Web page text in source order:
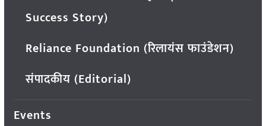
Success Story)
Reliance Foundation (रिलायंस फाउंडेशन)
संपादकीय (Editorial)
Events